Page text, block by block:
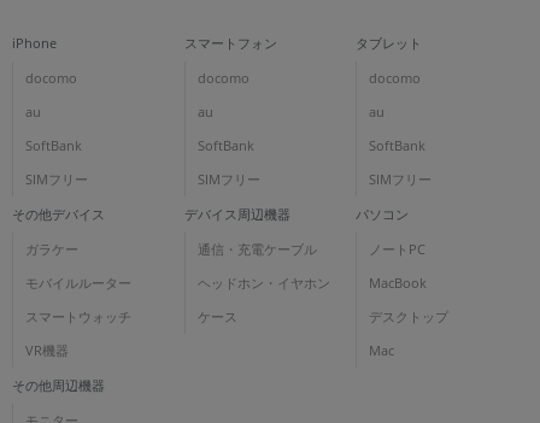
iPhone
docomo
au
SoftBank
SIMフリー
スマートフォン
docomo
au
SoftBank
SIMフリー
タブレット
docomo
au
SoftBank
SIMフリー
その他デバイス
ガラケー
モバイルルーター
スマートウォッチ
VR機器
デバイス周辺機器
通信・充電ケーブル
ヘッドホン・イヤホン
ケース
パソコン
ノートPC
MacBook
デスクトップ
Mac
その他周辺機器